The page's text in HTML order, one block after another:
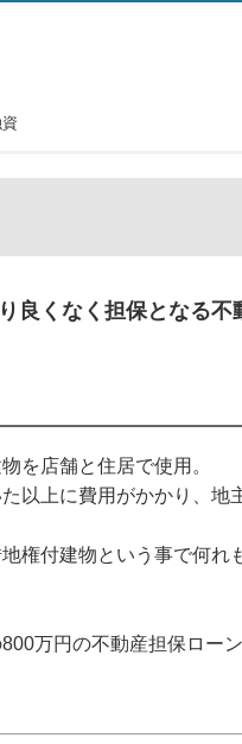
良くなく担保となる不
を店舗と住居で使用。
以上に費用がかかり、地
権付建物という事で何れ
万円の不動産担保ロー